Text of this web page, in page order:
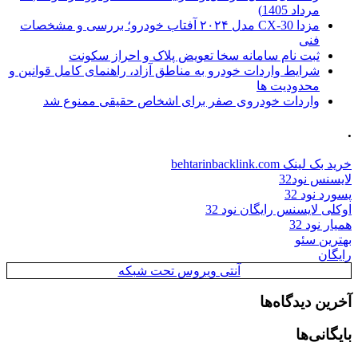
مرداد 1405)
مزدا CX-30 مدل ۲۰۲۴ آفتاب خودرو؛ بررسی و مشخصات
فنی
ثبت نام سامانه سخا تعویض پلاک و احراز سکونت
شرایط واردات خودرو به مناطق آزاد، راهنمای کامل قوانین و
محدودیت ها
واردات خودروی صفر برای اشخاص حقیقی ممنوع شد
.
خرید بک لینک behtarinbacklink.com
لایسنس نود32
پسورد نود 32
اوکلی لایسنس رایگان نود 32
همیار نود 32
بهترین سئو
رایگان
آنتی ویروس تحت شبکه
آخرین دیدگاه‌ها
بایگانی‌ها